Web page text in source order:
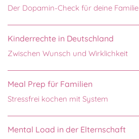
Der Dopamin-Check für deine Familie
Kinderrechte in Deutschland
Zwischen Wunsch und Wirklichkeit
Meal Prep für Familien
Stressfrei kochen mit System
Mental Load in der Elternschaft